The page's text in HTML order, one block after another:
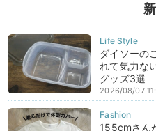
ダイソーの
れて気力な
グッズ3選
2026/08/07
155cmさん